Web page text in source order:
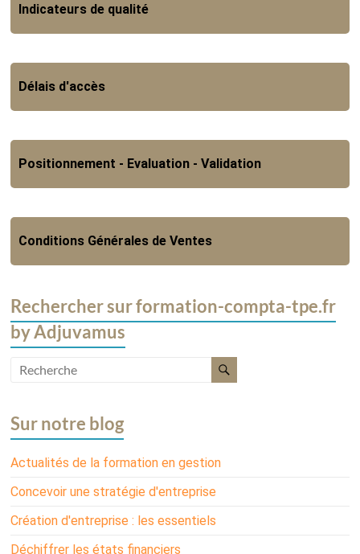
Indicateurs de qualité
Délais d'accès
Positionnement - Evaluation - Validation
Conditions Générales de Ventes
Rechercher sur formation-compta-tpe.fr
by Adjuvamus
Sur notre blog
Actualités de la formation en gestion
Concevoir une stratégie d'entreprise
Création d'entreprise : les essentiels
Déchiffrer les états financiers